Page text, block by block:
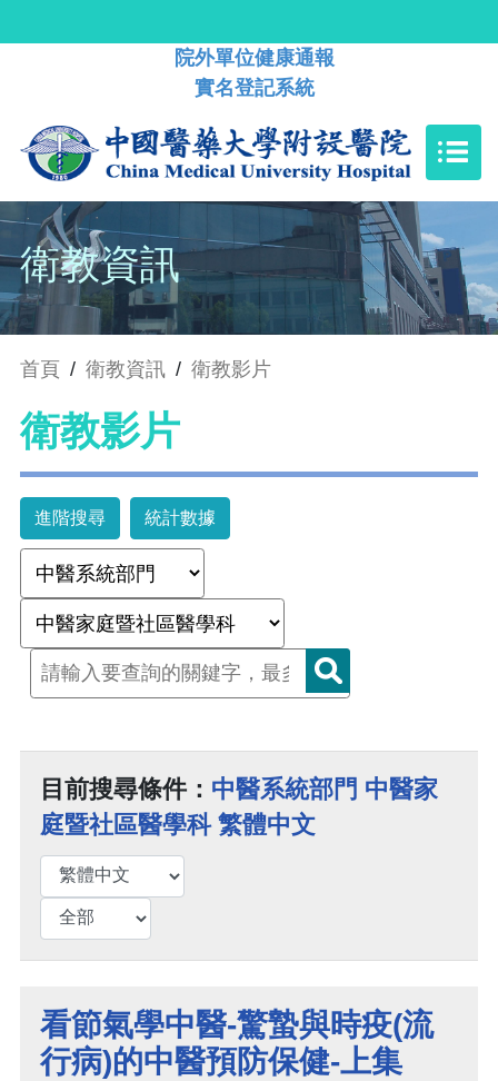
院外單位健康通報
實名登記系統
衛教資訊
首頁 / 衛教資訊 / 衛教影片
衛教影片
進階搜尋 統計數據
目前搜尋條件： 中醫系統部門 中醫家
庭暨社區醫學科 繁體中文
看節氣學中醫-驚蟄與時疫(流
行病)的中醫預防保健-上集